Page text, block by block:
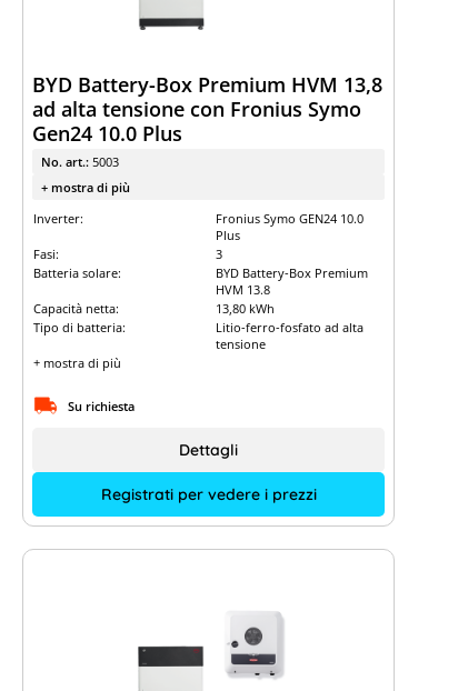
BYD Battery-Box Premium HVM 13,8
ad alta tensione con Fronius Symo
Gen24 10.0 Plus
No. art.: 5003
+ mostra di più
Inverter:
Fronius Symo GEN24 10.0
Plus
Fasi:
3
Batteria solare:
BYD Battery-Box Premium
HVM 13.8
Capacità netta:
13,80 kWh
Tipo di batteria:
Litio-ferro-fosfato ad alta
tensione
+ mostra di più
Su richiesta
Registrati per vedere i prezzi
Dettagli